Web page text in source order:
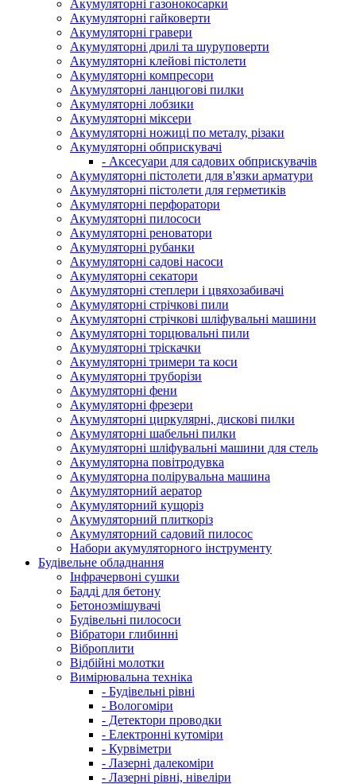
Акумуляторні газонокосарки
Акумуляторні гайковерти
Акумуляторні гравери
Акумуляторні дрилі та шуруповерти
Акумуляторні клейові пістолети
Акумуляторні компресори
Акумуляторні ланцюгові пилки
Акумуляторні лобзики
Акумуляторні міксери
Акумуляторні ножиці по металу, різаки
Акумуляторні обприскувачі
- Аксесуари для садових обприскувачів
Акумуляторні пістолети для в'язки арматури
Акумуляторні пістолети для герметиків
Акумуляторні перфоратори
Акумуляторні пилососи
Акумуляторні реноватори
Акумуляторні рубанки
Акумуляторні садові насоси
Акумуляторні секатори
Акумуляторні степлери і цвяхозабивачі
Акумуляторні стрічкові пили
Акумуляторні стрічкові шліфувальні машини
Акумуляторні торцювальні пили
Акумуляторні тріскачки
Акумуляторні тримери та коси
Акумуляторні труборізи
Акумуляторні фени
Акумуляторні фрезери
Акумуляторні циркулярні, дискові пилки
Акумуляторні шабельні пилки
Акумуляторні шліфувальні машини для стель
Акумуляторна повітродувка
Акумуляторна полірувальна машина
Акумуляторний аератор
Акумуляторний кущоріз
Акумуляторний плиткоріз
Акумуляторний садовий пилосос
Набори акумуляторного інструменту
Будівельне обладнання
Інфрачервоні сушки
Бадді для бетону
Бетонозмішувачі
Будівельні пилососи
Вібратори глибинні
Віброплити
Відбійні молотки
Вимірювальна техніка
- Будівельні рівні
- Вологоміри
- Детектори проводки
- Електронні кутоміри
- Курвіметри
- Лазерні далекоміри
- Лазерні рівні, нівеліри